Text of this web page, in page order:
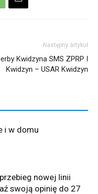
Następny artykuł
Kwidzyna SMS ZPRP I
Kwidzyn – USAR Kwidzyn
i w domu
nowej linii
swoją opinię do 27